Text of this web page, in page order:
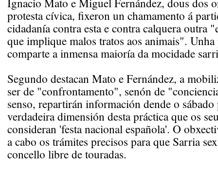
protesta cívica, fixeron un chamamento á
cidadanía contra esta e contra calquera outra
que implique malos tratos aos animais".
comparte a inmensa maioría da mocidade
Segundo destacan Mato e Fernández, a
ser de "confrontamento", senón de
senso, repartirán información dende o
verdadeira dimensión desta práctica que os
consideran 'festa nacional española'. O
a cabo os trámites precisos para que Sarria
concello libre de touradas.